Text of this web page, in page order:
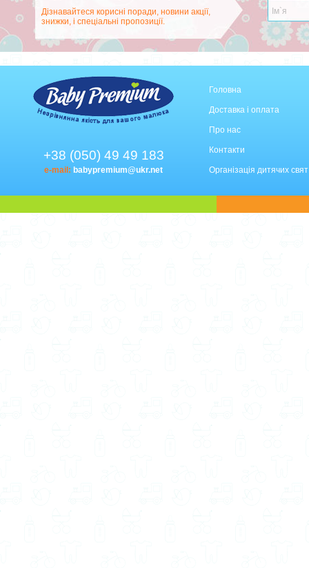
Дізнавайтеся корисні поради, новини акції,
знижки, і спеціальні пропозиції.
+38 (050) 49 49 183
e-mail: babypremium@ukr.net
Головна
Доставка і оплата
Про нас
Контакти
Організація дитячих свят